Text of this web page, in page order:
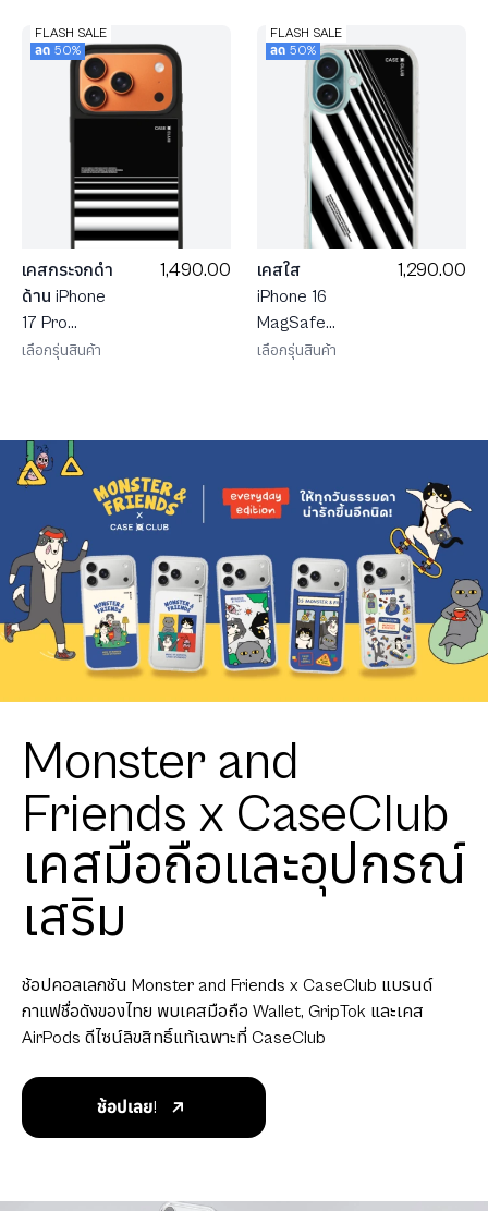
FLASH SALE
ลด 50%
เคสกระจกดำ
ด้าน iPhone
17 Pro
MagSafe
1,490.00
เลือกรุ่นสินค้า
FLASH SALE
ลด 50%
เคสใส
iPhone 16
MagSafe
เส้นเฉียงสี
1,290.00
เลือกรุ่นสินค้า
Monster and
Friends x CaseClub
เคสมือถือและอุปกรณ์
เสริม
ช้อปคอลเลกชัน Monster and Friends x CaseClub แบรนด์
กาแฟชื่อดังของไทย พบเคสมือถือ Wallet, GripTok และเคส
AirPods ดีไซน์ลิขสิทธิ์แท้เฉพาะที่ CaseClub
ช้อปเลย!